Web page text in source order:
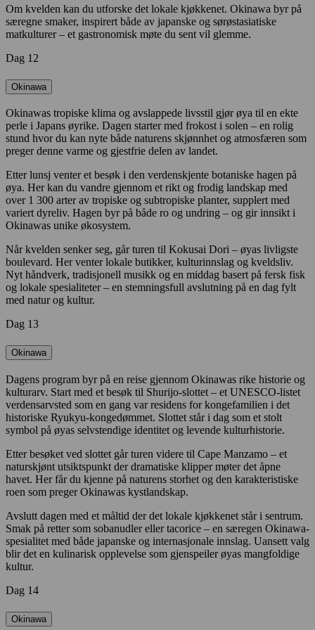
Om kvelden kan du utforske det lokale kjøkkenet. Okinawa byr på
særegne smaker, inspirert både av japanske og sørøstasiatiske
matkulturer – et gastronomisk møte du sent vil glemme.
Dag 12
Okinawa
Okinawas tropiske klima og avslappede livsstil gjør øya til en ekte
perle i Japans øyrike. Dagen starter med frokost i solen – en rolig
stund hvor du kan nyte både naturens skjønnhet og atmosfæren som
preger denne varme og gjestfrie delen av landet.
Etter lunsj venter et besøk i den verdenskjente botaniske hagen på
øya. Her kan du vandre gjennom et rikt og frodig landskap med
over 1 300 arter av tropiske og subtropiske planter, supplert med
variert dyreliv. Hagen byr på både ro og undring – og gir innsikt i
Okinawas unike økosystem.
Når kvelden senker seg, går turen til Kokusai Dori – øyas livligste
boulevard. Her venter lokale butikker, kulturinnslag og kveldsliv.
Nyt håndverk, tradisjonell musikk og en middag basert på fersk fisk
og lokale spesialiteter – en stemningsfull avslutning på en dag fylt
med natur og kultur.
Dag 13
Okinawa
Dagens program byr på en reise gjennom Okinawas rike historie og
kulturarv. Start med et besøk til Shurijo-slottet – et UNESCO-listet
verdensarvsted som en gang var residens for kongefamilien i det
historiske Ryukyu-kongedømmet. Slottet står i dag som et stolt
symbol på øyas selvstendige identitet og levende kulturhistorie.
Etter besøket ved slottet går turen videre til Cape Manzamo – et
naturskjønt utsiktspunkt der dramatiske klipper møter det åpne
havet. Her får du kjenne på naturens storhet og den karakteristiske
roen som preger Okinawas kystlandskap.
Avslutt dagen med et måltid der det lokale kjøkkenet står i sentrum.
Smak på retter som sobanudler eller tacorice – en særegen Okinawa-
spesialitet med både japanske og internasjonale innslag. Uansett valg
blir det en kulinarisk opplevelse som gjenspeiler øyas mangfoldige
kultur.
Dag 14
Okinawa